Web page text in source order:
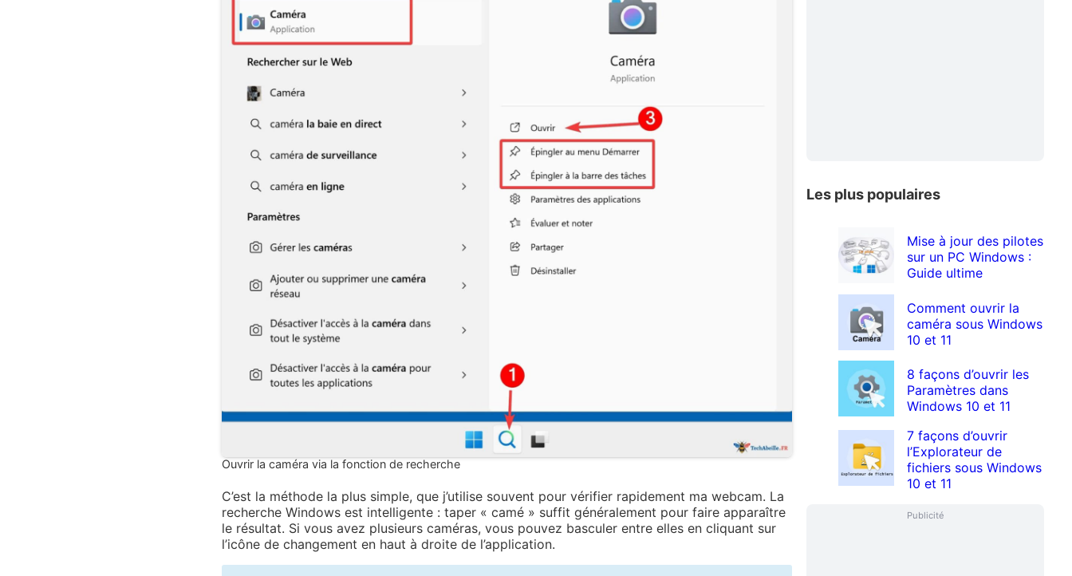
Ouvrir la caméra via la fonction de recherche
C’est la méthode la plus simple, que j’utilise souvent pour vérifier rapidement ma webcam. La
recherche Windows est intelligente : taper « camé » suffit généralement pour faire apparaître
le résultat. Si vous avez plusieurs caméras, vous pouvez basculer entre elles en cliquant sur
l’icône de changement en haut à droite de l’application.
Les plus populaires
Mise à jour des pilotes
sur un PC Windows :
Guide ultime
Comment ouvrir la
caméra sous Windows
10 et 11
8 façons d’ouvrir les
Paramètres dans
Windows 10 et 11
7 façons d’ouvrir
l’Explorateur de
fichiers sous Windows
10 et 11
Publicité